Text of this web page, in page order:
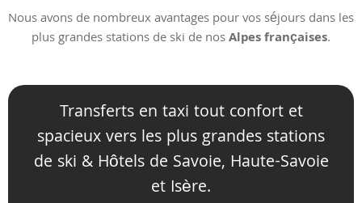
Nous avons de nombreux avantages pour vos séjours dans les
plus grandes stations de ski de nosAlpes françaises.
Transferts en taxi tout confort et
spacieux vers les plus grandes stations
de ski & Hôtels de Savoie, Haute-Savoie
et Isère.